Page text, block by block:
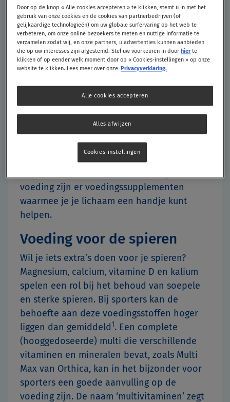
Sporters
Regelmatig bewegen en (intensief) sporten
is belangrijk en goed voor lichaam en geest.
Je voelt je er fit, gezond en lekker door. Bij
het sporten verbruik je ook veel energie,
vitaminen en mineralen. Een gezond en
gevarieerd dieet past daarom bij een
voeding zijn er voedingssupplementen
waarmee je je lichaam een handje kunt
helpen.
Voeding voor de spieren
Wil je iets extra’s doen voor je spieren?
Magnesium, calcium, vitamine D en kalium
spelen een rol bij het behoud van soepele
en sterke spieren. Bij sporters kan de
behoefte aan deze voedingsstoffen hoger
liggen dan gemiddeld1. Een complete
(hooggedoseerde) multi die verschillende
vitaminen en mineralen bevat, zoals Multi
Max van Orthica, kan in het bijzonder voor
sporters een goede aanvulling op de
voeding zijn. De naam ‘multivitaminen’ zegt
Door op de knop « Alle cookies accepteren » te klikken, stemt u in met het
gebruik van onze cookies en de cookies van partnerbedrijven (of
gelijkaardige technologieën) om uw globale surfervaring op het web te
verbeteren, om onze online bezoekers te meten en nuttige informatie te
verzamelen zodat wij, en onze partners, u advertenties kunnen aanbieden
die op uw interesses zijn afgestemd. Stel uw voorkeuren in doorhierte
klikken of op eender welk moment door op « Cookies-instellingen » op onze
website te klikken. Lees meer over onze Privacyverklaring.
Alles afwijzen
Alle cookies accepteren
Cookies-instellingen